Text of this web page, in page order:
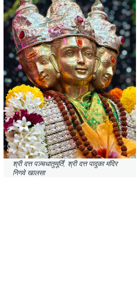
श्री दत्त पञ्चधातुमूर्तिं, श्री दत्त पादुका मंदिर
निगवे खालसा